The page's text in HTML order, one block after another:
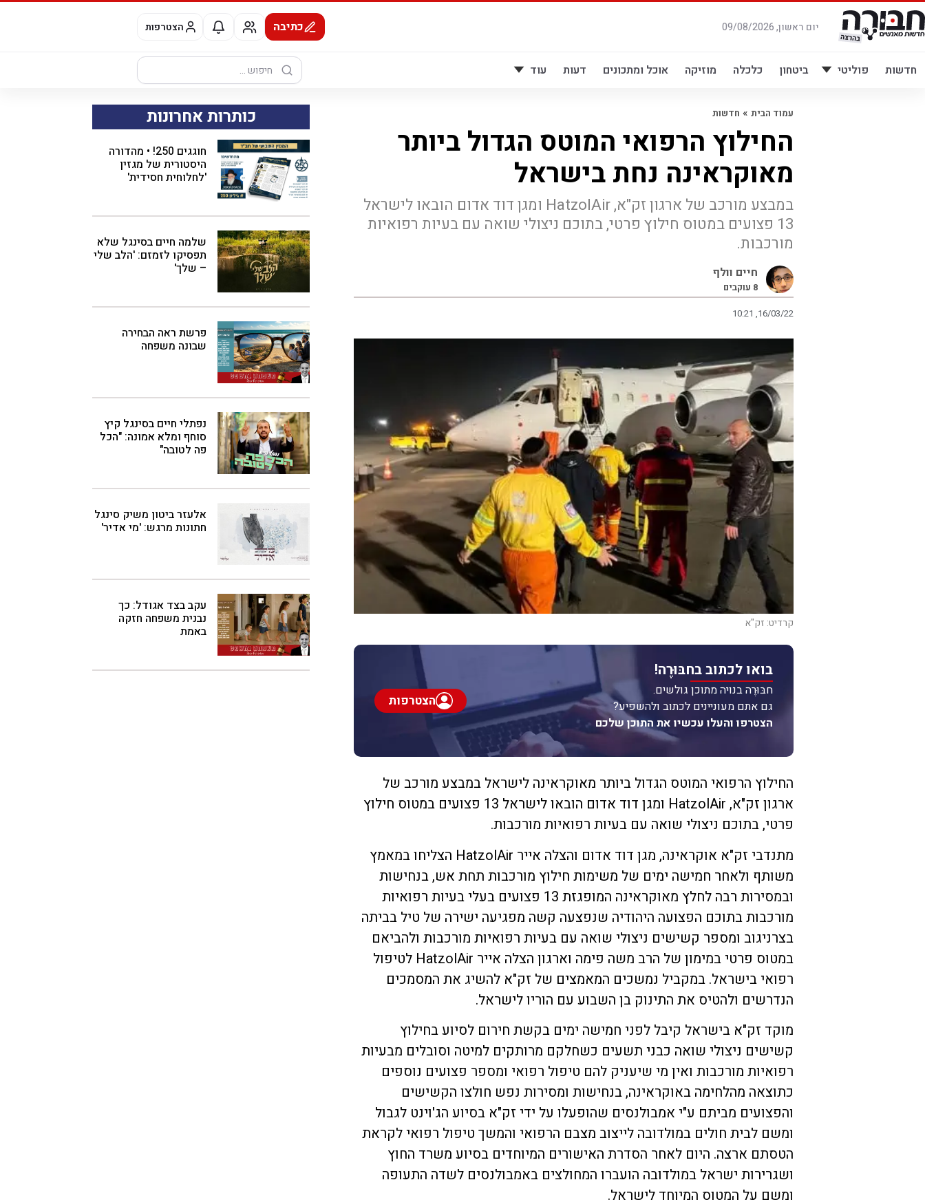
דלג
לתוכן
יום ראשון, 09/08/2026 כתיבה הצטרפות
חדשות פוליטי ביטחון כלכלה מוזיקה אוכל ומתכונים דעות עוד
חיפוש:
עמוד הבית » חדשות
החילוץ הרפואי המוטס הגדול ביותר
מאוקראינה נחת בישראל
במבצע מורכב של ארגון זק"א, HatzolAir ומגן דוד אדום הובאו לישראל
13 פצועים במטוס חילוץ פרטי, בתוכם ניצולי שואה עם בעיות רפואיות
מורכבות.
חיים וולף
8 עוקבים
10:21 ,16/03/22
קרדיט: זק"א
בואו לכתוב בחבּוּרֶה!
חבּוּרֶה בנויה מתוכן גולשים.
גם אתם מעוניינים לכתוב ולהשפיע?
הצטרפו והעלו עכשיו את התוכן שלכם
הצטרפות
החילוץ הרפואי המוטס הגדול ביותר מאוקראינה לישראל במבצע מורכב של
ארגון זק"א, HatzolAir ומגן דוד אדום הובאו לישראל 13 פצועים במטוס חילוץ
פרטי, בתוכם ניצולי שואה עם בעיות רפואיות מורכבות.
מתנדבי זק"א אוקראינה, מגן דוד אדום והצלה אייר HatzolAir הצליחו במאמץ
משותף ולאחר חמישה ימים של משימות חילוץ מורכבות תחת אש, בנחישות
ובמסירות רבה לחלץ מאוקראינה המופגזת 13 פצועים בעלי בעיות רפואיות
מורכבות בתוכם הפצועה היהודיה שנפצעה קשה מפגיעה ישירה של טיל בביתה
בצרניגוב ומספר קשישים ניצולי שואה עם בעיות רפואיות מורכבות ולהביאם
במטוס פרטי במימון של הרב משה פימה וארגון הצלה אייר HatzolAir לטיפול
רפואי בישראל. במקביל נמשכים המאמצים של זק"א להשיג את המסמכים
הנדרשים ולהטיס את התינוק בן השבוע עם הוריו לישראל.
מוקד זק"א בישראל קיבל לפני חמישה ימים בקשת חירום לסיוע בחילוץ
קשישים ניצולי שואה כבני תשעים כשחלקם מרותקים למיטה וסובלים מבעיות
רפואיות מורכבות ואין מי שיעניק להם טיפול רפואי ומספר פצועים נוספים
כתוצאה מהלחימה באוקראינה, בנחישות ומסירות נפש חולצו הקשישים
והפצועים מביתם ע"י אמבולנסים שהופעלו על ידי זק"א בסיוע הג'וינט לגבול
ומשם לבית חולים במולדובה לייצוב מצבם הרפואי והמשך טיפול רפואי לקראת
הטסתם ארצה. היום לאחר הסדרת האישורים המיוחדים בסיוע משרד החוץ
ושגרירות ישראל במולדובה הועברו המחולצים באמבולנסים לשדה התעופה
ומשם על המטוס המיוחד לישראל.
כותרות אחרונות
חוגגים 250! • מהדורה
היסטורית של מגזין
'לחלוחית חסידית'
שלמה חיים בסינגל שלא
תפסיקו לזמזם: 'הלב שלי
– שלך'
פרשת ראה הבחירה
שבונה משפחה
נפתלי חיים בסינגל קיץ
סוחף ומלא אמונה: "הכל
פה לטובה"
אלעזר ביטון משיק סינגל
חתונות מרגש: 'מי אדיר'
עקב בצד אגודל: כך
נבנית משפחה חזקה
באמת